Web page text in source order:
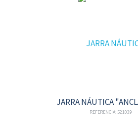
JARRA NÁUTICA
REFERENCIA: 521039